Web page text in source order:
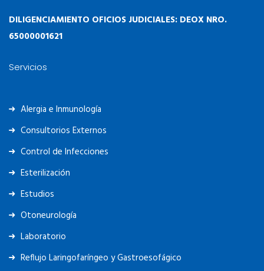
DILIGENCIAMIENTO OFICIOS JUDICIALES: DEOX NRO.
65000001621
Servicios
Alergia e Inmunología
Consultorios Externos
Control de Infecciones
Esterilización
Estudios
Otoneurología
Laboratorio
Reflujo Laringofaríngeo y Gastroesofágico